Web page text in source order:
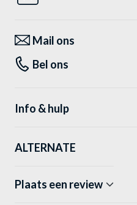
Mail ons
Bel ons
Info & hulp
ALTERNATE
Plaats een review